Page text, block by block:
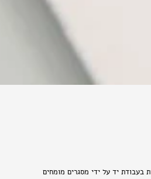
בעבודת יד על ידי מסגרים מומחים